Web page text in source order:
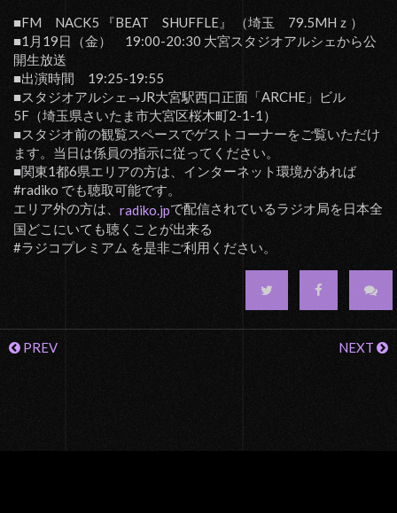
■FM NACK5 『BEAT SHUFFLE』 （埼玉 79.5MHｚ）
■1月19日（金） 19:00-20:30 大宮スタジオアルシェから公
開生放送
■出演時間 19:25-19:55
■スタジオアルシェ→JR大宮駅西口正面「ARCHE」ビル
5F（埼玉県さいたま市大宮区桜木町2-1-1）
■スタジオ前の観覧スペースでゲストコーナーをご覧いただけ
ます。当日は係員の指示に従ってください。
■関東1都6県エリアの方は、インターネット環境があれば
#radiko でも聴取可能です。
エリア外の方は、 radiko.jpで配信されているラジオ局を日本全
国どこにいても聴くことが出来る
#ラジコプレミアム を是非ご利用ください。
PREV NEXT